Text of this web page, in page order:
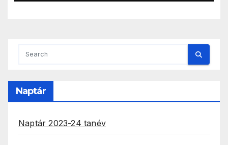
Naptár
Naptár 2023-24 tanév